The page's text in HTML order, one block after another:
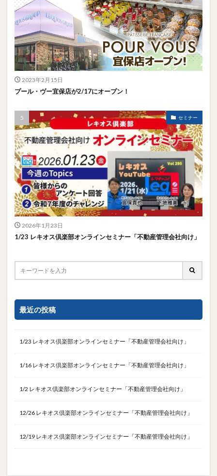
2023年2月15日
プール・ヴー宜保店が2/17にオープン！
セミナー
2026年1月23日
1/23 レキオス倶楽部オンラインセミナー「不動産管理会社向け」
最近の投稿
1/23 レキオス倶楽部オンラインセミナー「不動産管理会社向け」
1/16 レキオス倶楽部オンラインセミナー「不動産管理会社向け」
1/2 レキオス倶楽部オンラインセミナー「不動産管理会社向け」
12/26 レキオス倶楽部オンラインセミナー「不動産管理会社向け」
12/19 レキオス倶楽部オンラインセミナー「不動産管理会社向け」